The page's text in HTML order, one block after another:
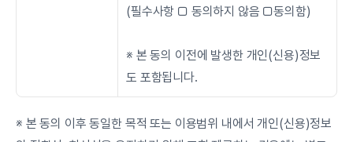
(필수사항 □ 동의하지 않음 □동의함)
※ 본 동의 이전에 발생한 개인(신용)정보
도 포함됩니다.
※ 본 동의 이후 동일한 목적 또는 이용범위 내에서 개인(신용)정보